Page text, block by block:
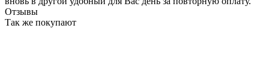
Отзывы
Так же покупают